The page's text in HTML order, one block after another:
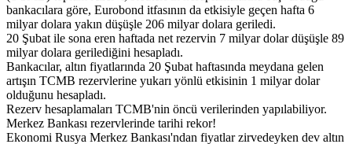
bankacılara göre, Eurobond itfasının da etkisiyle geçen hafta 6
milyar dolara yakın düşüşle 206 milyar dolara geriledi.
20 Şubat ile sona eren haftada net rezervin 7 milyar dolar düşüşle 89
milyar dolara gerilediğini hesapladı.
Bankacılar, altın fiyatlarında 20 Şubat haftasında meydana gelen
artışın TCMB rezervlerine yukarı yönlü etkisinin 1 milyar dolar
olduğunu hesapladı.
Rezerv hesaplamaları TCMB'nin öncü verilerinden yapılabiliyor.
Merkez Bankası rezervlerinde tarihi rekor!
Ekonomi Rusya Merkez Bankası'ndan fiyatlar zirvedeyken dev altın